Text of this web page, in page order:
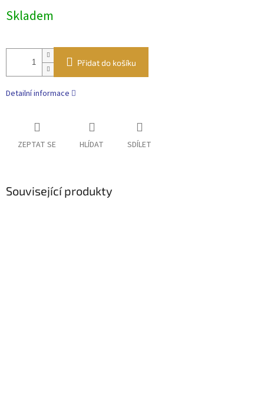
Skladem
Přidat do košíku
Detailní informace
ZEPTAT SE HLÍDAT SDÍLET
Související produkty